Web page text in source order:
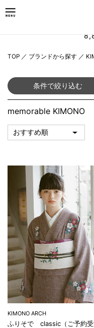
TOP ／ ブランドから探す ／
条件で絞り込む
memorable KIMONO
KIMONO ARCH
ふりそで classic（ご予約受